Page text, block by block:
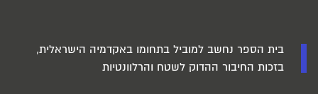
בית הספר נחשב למוביל בתחומו באקדמיה הישראלית,
בזכות החיבור ההדוק לשטח והרלוונטיות